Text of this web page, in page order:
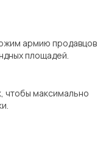
армию продавцов
площадей.
чтобы максимально